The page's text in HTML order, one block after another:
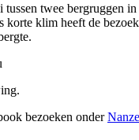
twee bergruggen
korte klim heeft de
bezoeken onder